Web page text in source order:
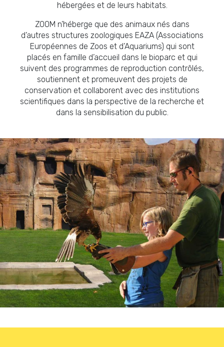
hébergées et de leurs habitats.
ZOOM n’héberge que des animaux nés dans
d’autres structures zoologiques EAZA (Associations
Européennes de Zoos et d’Aquariums) qui sont
placés en famille d’accueil dans le bioparc et qui
suivent des programmes de reproduction contrôlés,
soutiennent et promeuvent des projets de
conservation et collaborent avec des institutions
scientifiques dans la perspective de la recherche et
dans la sensibilisation du public.